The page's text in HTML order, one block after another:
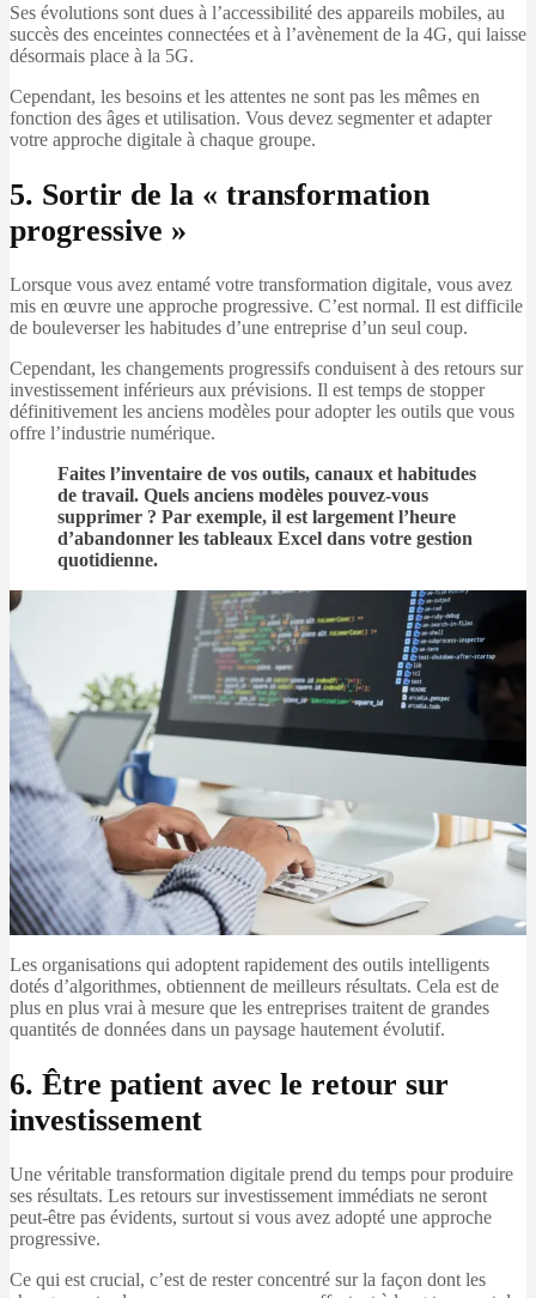
Ses évolutions sont dues à l’accessibilité des appareils mobiles, au
succès des enceintes connectées et à l’avènement de la 4G, qui laisse
désormais place à la 5G.
Cependant, les besoins et les attentes ne sont pas les mêmes en
fonction des âges et utilisation. Vous devez segmenter et adapter
votre approche digitale à chaque groupe.
5. Sortir de la « transformation
progressive »
Lorsque vous avez entamé votre transformation digitale, vous avez
mis en œuvre une approche progressive. C’est normal. Il est difficile
de bouleverser les habitudes d’une entreprise d’un seul coup.
Cependant, les changements progressifs conduisent à des retours sur
investissement inférieurs aux prévisions. Il est temps de stopper
définitivement les anciens modèles pour adopter les outils que vous
offre l’industrie numérique.
Faites l’inventaire de vos outils, canaux et habitudes
de travail. Quels anciens modèles pouvez-vous
supprimer ? Par exemple, il est largement l’heure
d’abandonner les tableaux Excel dans votre gestion
quotidienne.
Les organisations qui adoptent rapidement des outils intelligents
dotés d’algorithmes, obtiennent de meilleurs résultats. Cela est de
plus en plus vrai à mesure que les entreprises traitent de grandes
quantités de données dans un paysage hautement évolutif.
6. Être patient avec le retour sur
investissement
Une véritable transformation digitale prend du temps pour produire
ses résultats. Les retours sur investissement immédiats ne seront
peut-être pas évidents, surtout si vous avez adopté une approche
progressive.
Ce qui est crucial, c’est de rester concentré sur la façon dont les